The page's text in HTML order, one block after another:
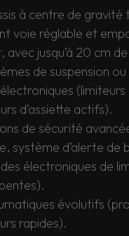
à centre de gravité
voie réglable et
avec jusqu’à 20 cm
de suspension
(limiteurs
d’assiette actifs).
de sécurité
système d’alerte de
électroniques de
évolutifs
rapides).